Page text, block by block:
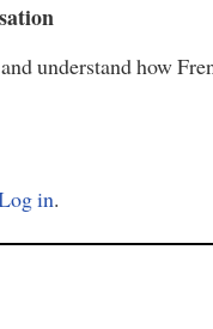
understand how
in.